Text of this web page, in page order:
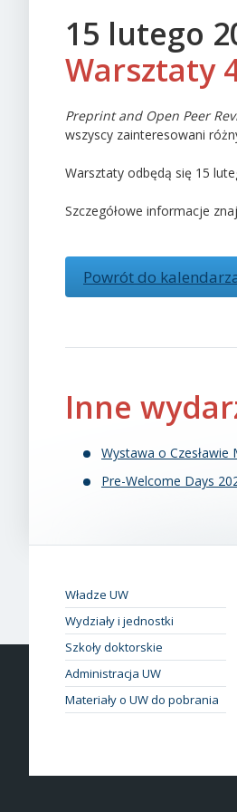
15 lutego
Warsztaty
Preprint and Open Peer
wszyscy zainteresowani
Warsztaty odbędą się 15
Szczegółowe informacje
Powrót do
Inne
Wystawa o Czesławie
Pre-Welcome Days
Władze UW
Wydziały i jednostki
Szkoły doktorskie
Administracja UW
Materiały o UW do pobrania